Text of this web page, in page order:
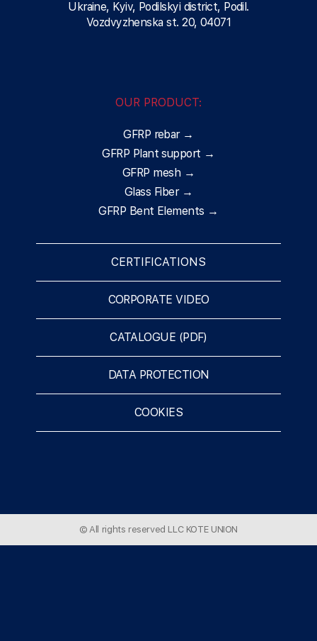
Ukraine, Kyiv, Podilskyi district, Podil.
Vozdvyzhenska st. 20, 04071
OUR PRODUCT:
GFRP rebar →
GFRP Plant support →
GFRP mesh →
Glass Fiber →
GFRP Bent Elements →
CERTIFICATIONS
CORPORATE VIDEO
CATALOGUE (PDF)
DATA PROTECTION
COOKIES
© All rights reserved LLC KOTE UNION